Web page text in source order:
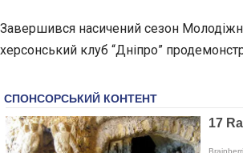
Завершився насичений сезон
херсонський клуб “Дніпро”